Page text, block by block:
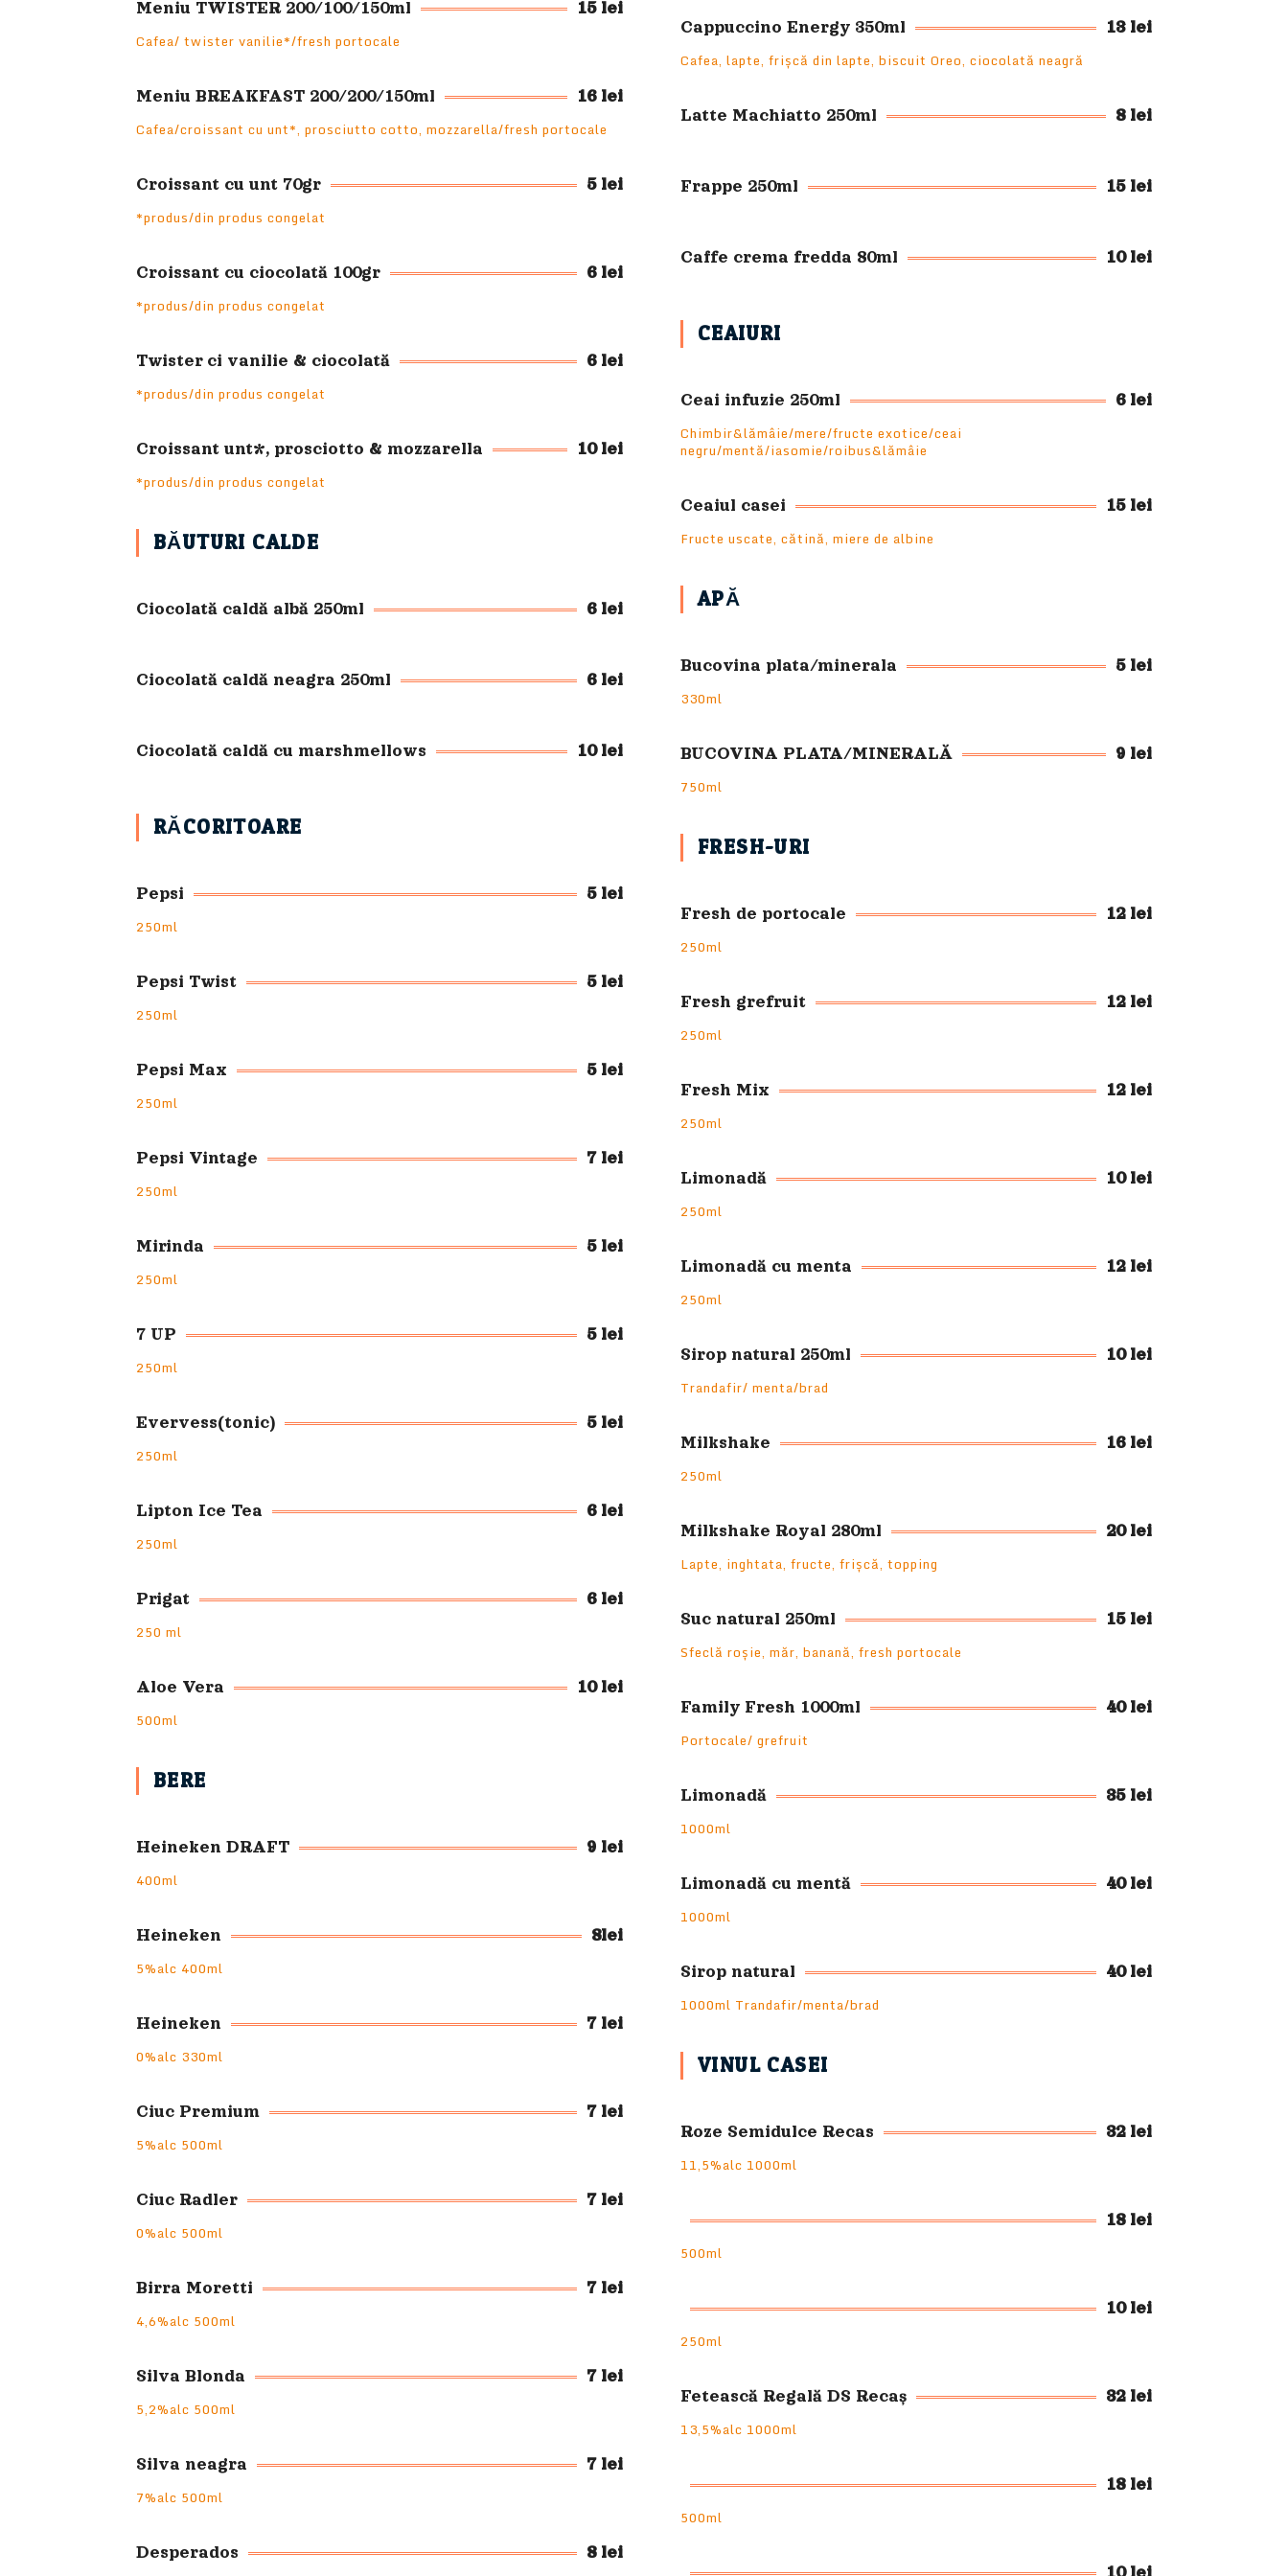
Meniu TWISTER 200/100/150ml 15 lei
Cafea/ twister vanilie*/fresh portocale
Meniu BREAKFAST 200/200/150ml 16 lei
Cafea/croissant cu unt*, prosciutto cotto, mozzarella/fresh portocale
Croissant cu unt 70gr 5 lei
*produs/din produs congelat
Croissant cu ciocolată 100gr 6 lei
*produs/din produs congelat
Twister ci vanilie & ciocolată 6 lei
*produs/din produs congelat
Croissant unt*, prosciotto & mozzarella 10 lei
*produs/din produs congelat
BĂUTURI CALDE
Ciocolată caldă albă 250ml 6 lei
Ciocolată caldă neagra 250ml 6 lei
Ciocolată caldă cu marshmellows 10 lei
RĂCORITOARE​
Pepsi 5 lei
250ml
Pepsi Twist 5 lei
250ml
Pepsi Max 5 lei
250ml
Pepsi Vintage 7 lei
250ml
Mirinda 5 lei
250ml
7 UP 5 lei
250ml
Evervess(tonic) 5 lei
250ml
Lipton Ice Tea 6 lei
250ml
Prigat 6 lei
250 ml
Aloe Vera 10 lei
500ml
BERE
Heineken DRAFT 9 lei
400ml
Heineken 8lei
5%alc 400ml
Heineken 7 lei
0%alc 330ml
Ciuc Premium 7 lei
5%alc 500ml
Ciuc Radler 7 lei
0%alc 500ml
Birra Moretti 7 lei
4,6%alc 500ml
Silva Blonda 7 lei
5,2%alc 500ml
Silva neagra 7 lei
7%alc 500ml
Desperados 8 lei
Cappuccino Energy 350ml 13 lei
Cafea, lapte, frișcă din lapte, biscuit Oreo, ciocolată neagră
Latte Machiatto 250ml 8 lei
Frappe 250ml 15 lei
Caffe crema fredda 80ml 10 lei
CEAIURI
Ceai infuzie 250ml 6 lei
Chimbir&lămâie/mere/fructe exotice/ceai
negru/mentă/iasomie/roibus&lămâie
Ceaiul casei 15 lei
Fructe uscate, cătină, miere de albine
APĂ
Bucovina plata/minerala 5 lei
330ml
BUCOVINA PLATA/MINERALĂ 9 lei
750ml
FRESH-URI
Fresh de portocale 12 lei
250ml
Fresh grefruit 12 lei
250ml
Fresh Mix 12 lei
250ml
Limonadă 10 lei
250ml
Limonadă cu menta 12 lei
250ml
Sirop natural 250ml 10 lei
Trandafir/ menta/brad
Milkshake 16 lei
250ml
Milkshake Royal 280ml 20 lei
Lapte, inghtata, fructe, frișcă, topping
Suc natural 250ml 15 lei
Sfeclă roșie, măr, banană, fresh portocale
Family Fresh 1000ml 40 lei
Portocale/ grefruit
Limonadă 35 lei
1000ml
Limonadă cu mentă 40 lei
1000ml
Sirop natural 40 lei
1000ml Trandafir/menta/brad
VINUL CASEI
Roze Semidulce Recas 32 lei
11,5%alc 1000ml
18 lei
500ml
10 lei
250ml
Fetească Regală DS Recaș 32 lei
13,5%alc 1000ml
18 lei
500ml